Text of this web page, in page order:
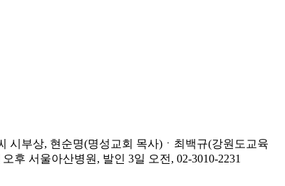
시부상, 현순명(명성교회 목사)ㆍ최백규(강원도교육
후 서울아산병원, 발인 3일 오전, 02-3010-2231